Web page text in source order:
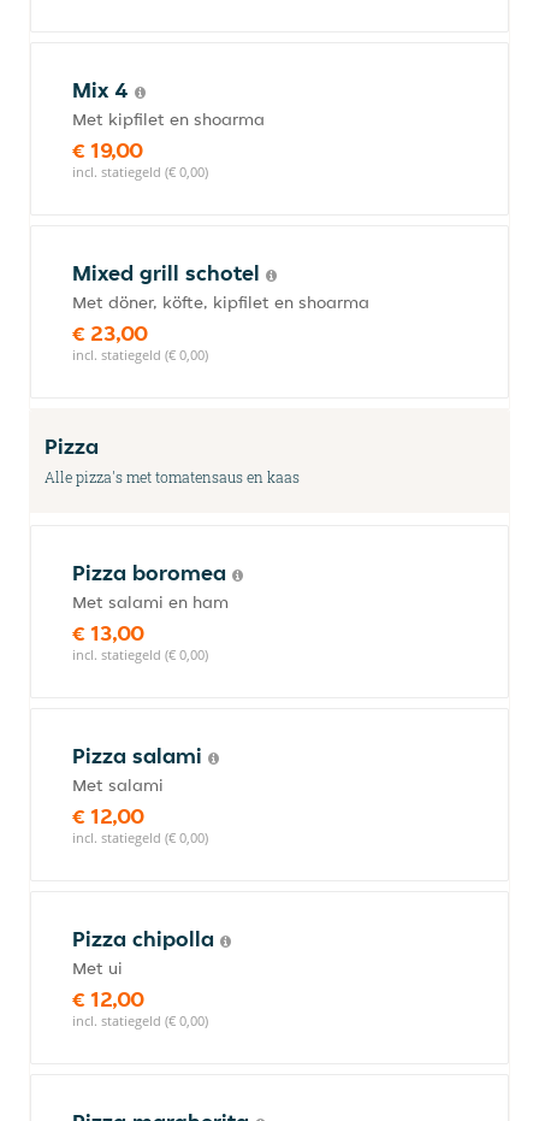
Mix 4
Met kipfilet en shoarma
€ 19,00
incl. statiegeld (€ 0,00)
Mixed grill schotel
Met döner, köfte, kipfilet en shoarma
€ 23,00
incl. statiegeld (€ 0,00)
Pizza
Alle pizza's met tomatensaus en kaas
Pizza boromea
Met salami en ham
€ 13,00
incl. statiegeld (€ 0,00)
Pizza salami
Met salami
€ 12,00
incl. statiegeld (€ 0,00)
Pizza chipolla
Met ui
€ 12,00
incl. statiegeld (€ 0,00)